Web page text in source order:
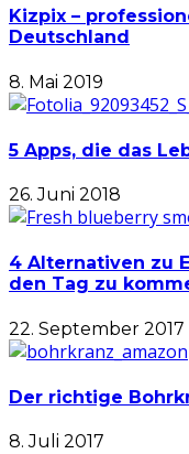
Kizpix –
Deutschland
8. Mai 2019
5 Apps, die das
26. Juni 2018
4 Alternativen zu
den Tag zu
22. September 2017
Der richtige
8. Juli 2017